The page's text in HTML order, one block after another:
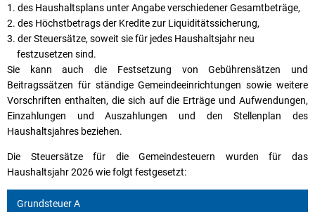
des Haushaltsplans unter Angabe verschiedener Gesamtbeträge,
des Höchstbetrags der Kredite zur Liquiditätssicherung,
der Steuersätze, soweit sie für jedes Haushaltsjahr neu
festzusetzen sind.
Sie kann auch die Festsetzung von Gebührensätzen und
Beitragssätzen für ständige Gemeindeeinrichtungen sowie weitere
Vorschriften enthalten, die sich auf die Erträge und Aufwendungen,
Einzahlungen und Auszahlungen und den Stellenplan des
Haushaltsjahres beziehen.
Die Steuersätze für die Gemeindesteuern wurden für das
Haushaltsjahr 2026 wie folgt festgesetzt:
Grundsteuer A